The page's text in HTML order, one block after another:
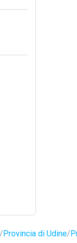
Provincia di Udine